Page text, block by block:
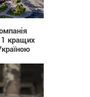
5 901
кращих